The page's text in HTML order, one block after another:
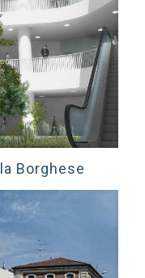
Borghese